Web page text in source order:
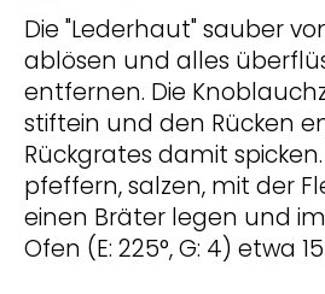
Die "Lederhaut" sauber
ablösen und alles
entfernen. Die
stiftein und den Rücken
Rückgrates damit spicken.
pfeffern, salzen, mit der
einen Bräter legen und
Ofen (E: 225°, G: 4) etwa